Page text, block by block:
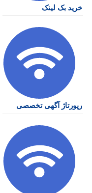
خرید بک لینک
رپورتاژ آگهی تخصصی